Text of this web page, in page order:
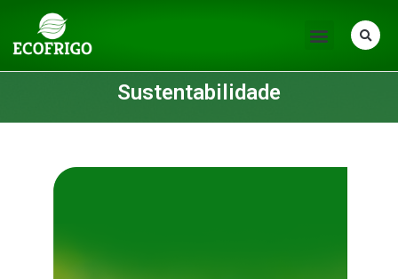
Sustentabilidade